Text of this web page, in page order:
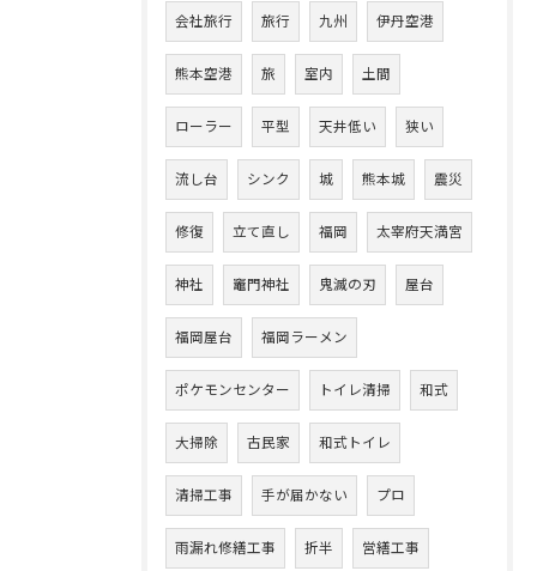
会社旅行 旅行 九州 伊丹空港
熊本空港 旅 室内 土間
ローラー 平型 天井低い 狭い
流し台 シンク 城 熊本城 震災
修復 立て直し 福岡 太宰府天満宮
神社 竈門神社 鬼滅の刃 屋台
福岡屋台 福岡ラーメン
ポケモンセンター トイレ清掃 和式
大掃除 古民家 和式トイレ
清掃工事 手が届かない プロ
雨漏れ修繕工事 折半 営繕工事